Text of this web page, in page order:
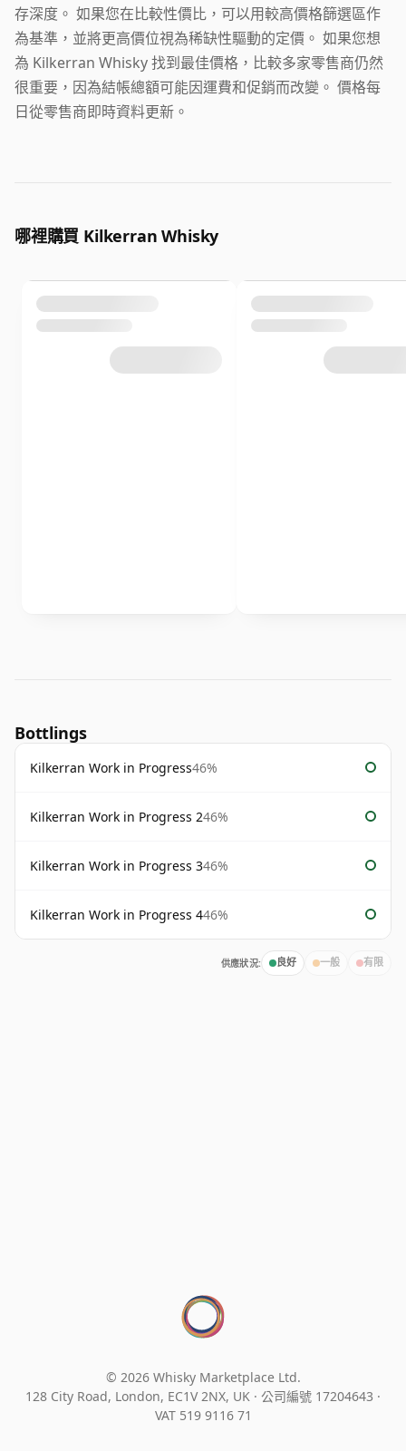
存深度。 如果您在比較性價比，可以用較高價格篩選區作
為基準，並將更高價位視為稀缺性驅動的定價。 如果您想
為 Kilkerran Whisky 找到最佳價格，比較多家零售商仍然
很重要，因為結帳總額可能因運費和促銷而改變。 價格每
日從零售商即時資料更新。
哪裡購買 Kilkerran Whisky
Bottlings
Kilkerran Work in Progress46%
Kilkerran Work in Progress 246%
Kilkerran Work in Progress 346%
Kilkerran Work in Progress 446%
供應狀況: 良好 一般 有限
© 2026 Whisky Marketplace Ltd.
128 City Road, London, EC1V 2NX, UK · 公司編號 17204643 ·
VAT 519 9116 71